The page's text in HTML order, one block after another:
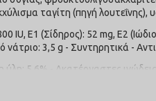
ταγίτη (πηγή λουτεΐνης),
E1 (Σίδηρος): 52 mg, E2
3,5 g - Συντηρητικά -
5,6% - Ακατέργαστες